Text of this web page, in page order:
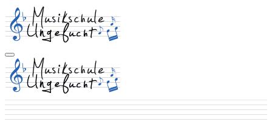
Skip
to
main
content